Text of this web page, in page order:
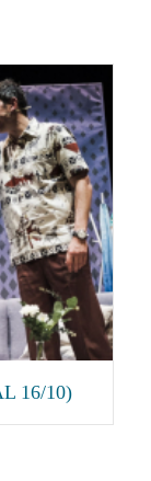
16/10)